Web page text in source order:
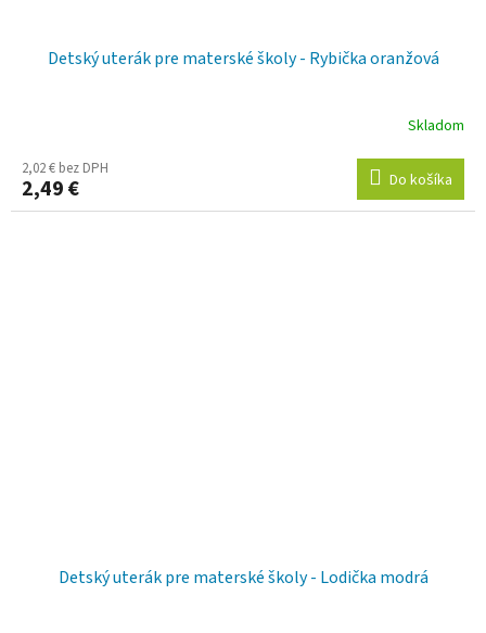
Detský uterák pre materské školy - Rybička oranžová
Skladom
2,02 € bez DPH
2,49 € Do košíka
Detský uterák pre materské školy - Lodička modrá